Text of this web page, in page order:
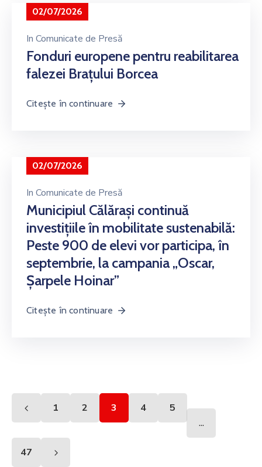
02/07/2026
In Comunicate de Presă
Fonduri europene pentru reabilitarea
falezei Brațului Borcea
Citește în continuare
02/07/2026
In Comunicate de Presă
Municipiul Călărași continuă
investițiile în mobilitate sustenabilă:
Peste 900 de elevi vor participa, în
septembrie, la campania „Oscar,
Șarpele Hoinar”
Citește în continuare
1 2 3 4 5
...
47